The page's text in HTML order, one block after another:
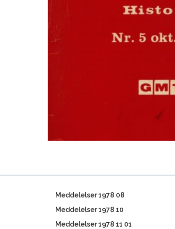
Meddelelser 1978 08
Meddelelser 1978 10
Meddelelser 1978 11 01